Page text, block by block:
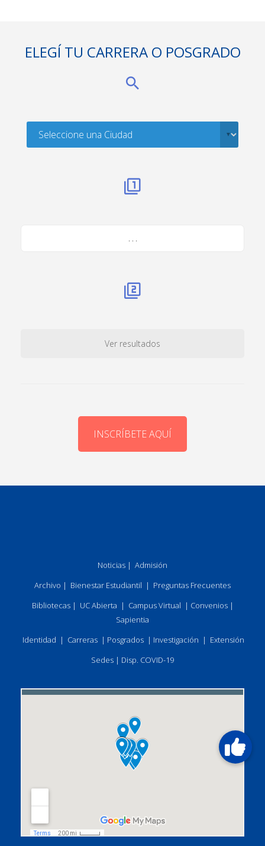
ELEGÍ TU CARRERA O POSGRADO
. . .
Ver resultados
INSCRÍBETE AQUÍ
Noticias | Admisión
Archivo | Bienestar Estudiantil | Preguntas Frecuentes
Bibliotecas| UC Abierta | Campus Virtual | Convenios|
Sapientia
Identidad | Carreras | Posgrados | Investigación | Extensión
Sedes | Disp. COVID-19